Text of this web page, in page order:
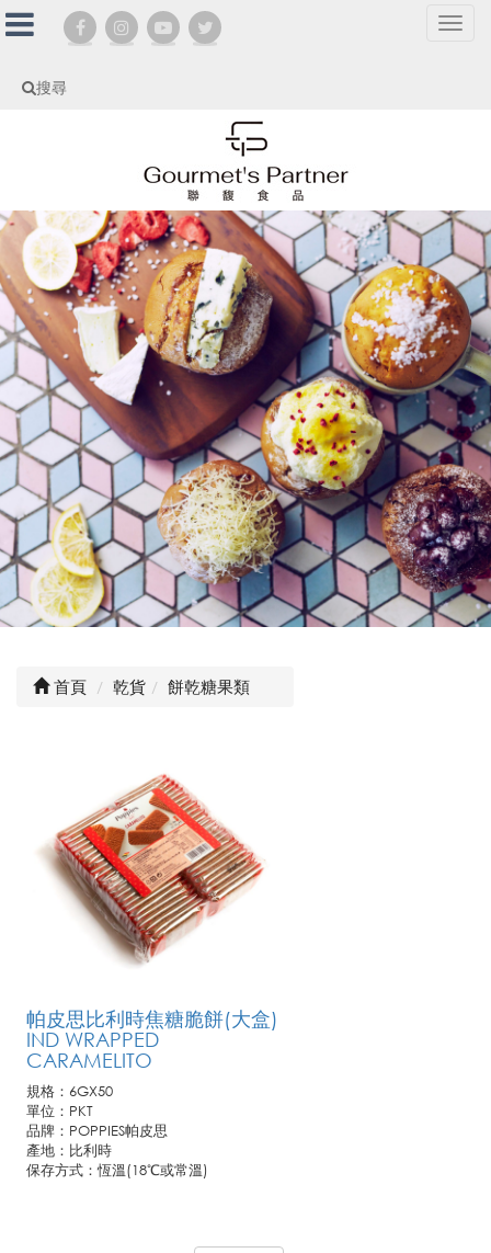
搜尋
選
首頁 乾貨 餅乾糖果類
帕皮思比利時焦糖脆餅(大盒)
IND WRAPPED
CARAMELITO
規格：6GX50
單位：PKT
品牌：POPPIES帕皮思
產地：比利時
保存方式：恆溫(18℃或常溫)